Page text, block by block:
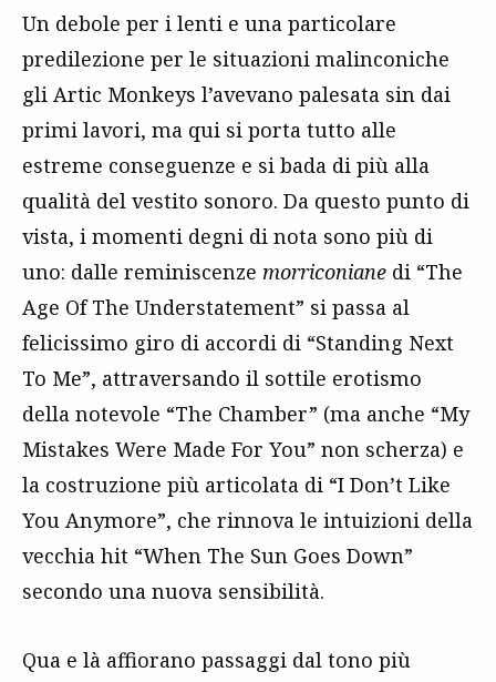
Un debole per i lenti e una particolare
predilezione per le situazioni malinconiche
gli Artic Monkeys l’avevano palesata sin dai
primi lavori, ma qui si porta tutto alle
estreme conseguenze e si bada di più alla
qualità del vestito sonoro. Da questo punto di
vista, i momenti degni di nota sono più di
uno: dalle reminiscenze morriconiane di “The
Age Of The Understatement” si passa al
felicissimo giro di accordi di “Standing Next
To Me”, attraversando il sottile erotismo
della notevole “The Chamber” (ma anche “My
Mistakes Were Made For You” non scherza) e
la costruzione più articolata di “I Don’t Like
You Anymore”, che rinnova le intuizioni della
vecchia hit “When The Sun Goes Down”
secondo una nuova sensibilità.
Qua e là affiorano passaggi dal tono più